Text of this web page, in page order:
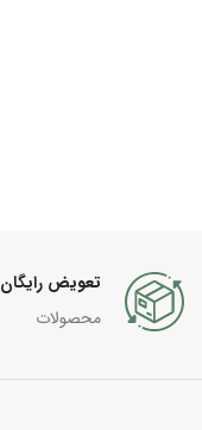
تعویض رایگان
محصولات